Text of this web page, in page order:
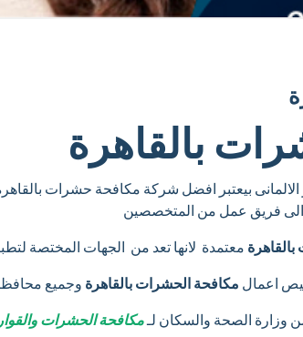
بالقاهرة
بيعتبر افضل شركة مكافحة حشرات
الى فريق عمل من المتخصصين
معتمدة لانها تعد من الجهات المختصة
اعمال مكافحة الحشرات بالقاهرة وجميع
الصحة والسكان لـمكافحة الحشرات